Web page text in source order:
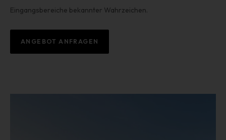
Eingangsbereiche bekannter Wahrzeichen.
ANGEBOT ANFRAGEN